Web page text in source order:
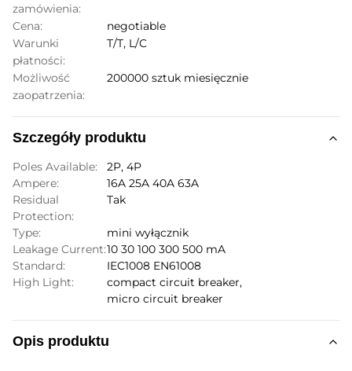
zamówienia:
Cena:
negotiable
Warunki
płatności:
T/T, L/C
Możliwość
zaopatrzenia:
200000 sztuk miesięcznie
Szczegóły produktu
Poles Available:
2P, 4P
Ampere:
16A 25A 40A 63A
Residual
Protection:
Tak
Type:
mini wyłącznik
Leakage Current:10 30 100 300 500 mA
Standard:
IEC1008 EN61008
High Light:
compact circuit breaker,
micro circuit breaker
Opis produktu